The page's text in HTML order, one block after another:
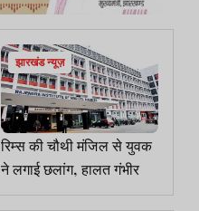
झारखंड न्यूज़
रिम्स की चौथी मंजिल से युवक
ने लगाई छलांग, हालत गंभीर